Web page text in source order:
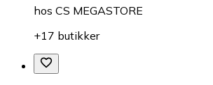
hos CS MEGASTORE
+17 butikker